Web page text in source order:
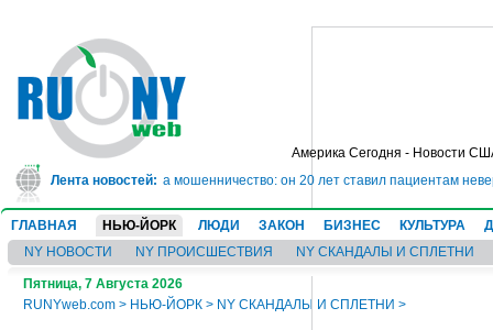
Америка Сегодня - Новости
Лента новостей:
в тюрьму на 10 лет за мошенничество: он 20 лет ставил пациентам
ГЛАВНАЯ НЬЮ-ЙОРК ЛЮДИ ЗАКОН БИЗНЕС КУЛЬТУРА
NY НОВОСТИ
NY ПРОИСШЕСТВИЯ NY СКАНДАЛЫ И СПЛЕТНИ
Пятница, 7 Августа 2026
RUNYweb.com > НЬЮ-ЙОРК > NY СКАНДАЛЫ И СПЛЕТНИ >